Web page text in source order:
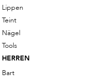
Lippen
Teint
Nägel
Tools
HERREN
Bart